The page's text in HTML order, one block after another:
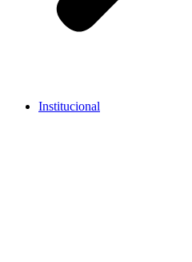
Institucional